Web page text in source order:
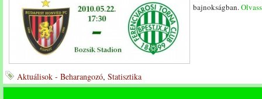
bajnokságban.
Aktuálisok - Beharangozó, Statisztika